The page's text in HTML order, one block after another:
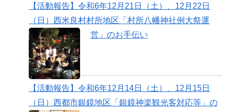
【活動報告】令和6年12月21日（土）、12月22日
（日）西米良村村所地区「村所八幡神社例大祭運
営」のお手伝い
【活動報告】令和6年12月14日（土）、12月15日
（日）西都市銀鏡地区「銀鏡神楽観光客対応等」の